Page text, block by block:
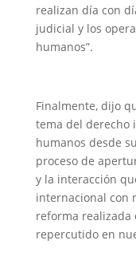
realizan día con
judicial y los
humanos”.
Finalmente, dijo
tema del derecho
humanos desde
proceso de
y la interacción
internacional con
reforma realizada
repercutido en